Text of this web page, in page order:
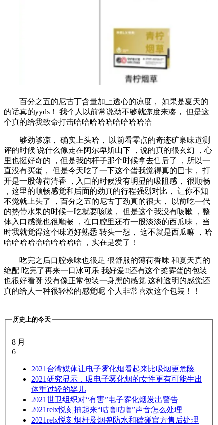
百分之五的尼古丁含量加上透心的凉度， 如果是夏天的
的话真的yyds！ 我个人以前常说劲不够就凉度来凑， 但是这
个真的给我致命打击哈哈哈哈哈哈哈哈哈哈
够劲够凉， 确实上头哈， 以前看零点的奇迹矿泉味道测
评的时候 说什么像走在阿尔卑斯山下 ，说的真的很玄幻 ，心
里也挺好奇的 ，但是我的杆子那个时候拿去售后了 ，所以一
直没有买蛋， 但是今天吃了一下这个蛋我觉得真的巴卡， 打
开是一股薄荷清香 ，入口的时候没有明显的吸阻感， 很顺畅
，这里的顺畅感觉和后面的劲真的行程强烈对比， 让你不知
不觉就上头了 ，百分之五的尼古丁劲真的很大， 以前吃一代
的热带水果的时候一吃就要咳嗽， 但是这个我没有咳嗽 ，整
体入口感觉也很顺畅 ，在口腔里还有一股淡淡的西瓜味， 当
时我就觉得这个味道好熟悉 转头一想， 这不就是西瓜嘛 ，哈
哈哈哈哈哈哈哈哈哈哈 ，实在是爱了！
吃完之后口腔余味也很足 很舒服的薄荷香味 和夏天真的
绝配 吃完了再来一口冰可乐 我好爱!!还有这个柔雾蛋的包装
也很好看呀 没有像正常包装一身黑的感觉 这种透明的感觉还
真的给人一种很轻松的感觉呢 个人非常喜欢这个包装！！
历史上的今天
8 月
6
2021 台湾媒体让电子雾化烟看起来比吸烟更危险
2021研究显示，吸电子雾化烟的女性更有可能生出
体重过轻的婴儿
2021世卫组织对“有害”电子雾化烟发出警告
2021relx悦刻抽起来“咕噜咕噜”声音怎么处理
2021relx悦刻烟杆及烟弹防水和磕碰官方售后处理